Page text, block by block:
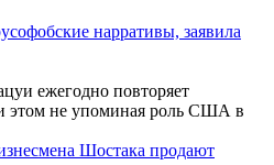
нарративы, заявила
ежегодно повторяет
этом не упоминая роль США в